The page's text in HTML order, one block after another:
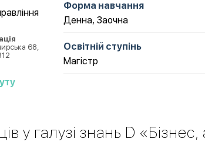
68,
Форма навчання
Денна, Заочна
Освітній ступінь
Магістр
у галузі знань D